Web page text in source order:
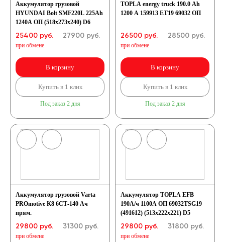
Аккумулятор грузовой
HYUNDAI Bolt SMF220L 225Ah
1240A ОП (518x273x240) D6
25400 руб.
при обмене
27900руб.
В корзину
Купить в 1 клик
Под заказ 2 дня
TOPLA energy truck 190.0 Ah
1200 A 159913 ET19 69032 ОП
26500 руб.
при обмене
28500руб.
В корзину
Купить в 1 клик
Под заказ 2 дня
Аккумулятор грузовой Varta
PROmotive K8 6СТ-140 Ач
прям.
29800 руб.
при обмене
31300руб.
Аккумулятор TOPLA EFB
190А/ч 1100А ОП 69032TSG19
(491612) (513x222x221) D5
29800 руб.
при обмене
31800руб.